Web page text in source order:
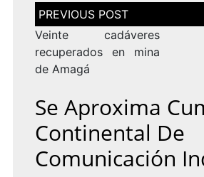
Navegación
de
entradas
Veinte cadáveres
recuperados en mina
de Amagá
Se Aproxima
Continental De
Comunicación